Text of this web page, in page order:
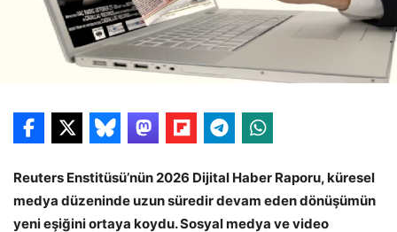
Reuters Enstitüsü’nün 2026 Dijital Haber Raporu, küresel
medya düzeninde uzun süredir devam eden dönüşümün
yeni eşiğini ortaya koydu. Sosyal medya ve video